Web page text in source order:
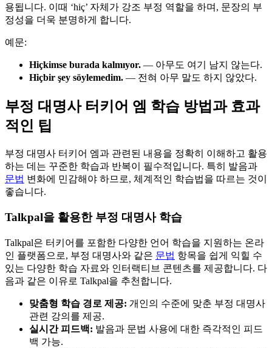
용됩니다. 이때 ‘hiç’ 자체가 강조 부정 역할을 하며, 문장의 부
정성을 더욱 분명하게 합니다.
예문:
Hiçkimse burada kalmıyor. — 아무도 여기 남지 않는다.
Hiçbir şey söylemedim. — 전혀 아무 말도 하지 않았다.
부정 대명사 터키어 엠 학습 방법과 효과
적인 팁
부정 대명사 터키어 엠과 관련된 내용을 정확히 이해하고 활용
하는 데는 꾸준한 학습과 반복이 필수적입니다. 특히 발음과
문법 변화에 민감해야 하므로, 체계적인 학습법을 따르는 것이
좋습니다.
Talkpal을 활용한 부정 대명사 학습
Talkpal은 터키어를 포함한 다양한 언어 학습을 지원하는 온라
인 플랫폼으로, 부정 대명사와 같은 문법 항목을 쉽게 익힐 수
있는 다양한 학습 자료와 인터랙티브 콘텐츠를 제공합니다. 다
음과 같은 이유로 Talkpal을 추천합니다.
맞춤형 학습 경로 제공: 개인의 수준에 맞춘 부정 대명사
관련 강의를 제공.
실시간 피드백: 발음과 문법 사용에 대한 즉각적인 피드
백 가능.